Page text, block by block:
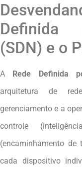
Definida
(SDN) e o
A Rede Definida
arquitetura de
gerenciamento e a
controle
(encaminhamento de
cada dispositivo